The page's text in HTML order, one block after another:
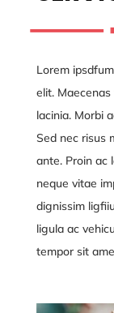
Lorem
elit.
lacinia. Morbi
Sed nec risus
ante. Proin ac
neque vitae
dignissim
ligula ac
tempor sit